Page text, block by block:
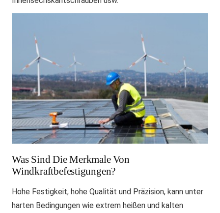
Was Sind Die Merkmale Von
Windkraftbefestigungen?
Hohe Festigkeit, hohe Qualität und Präzision, kann unter
harten Bedingungen wie extrem heißen und kalten